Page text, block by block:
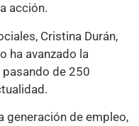
acción.
Cristina Durán,
ha avanzado la
de 250
generación de empleo,